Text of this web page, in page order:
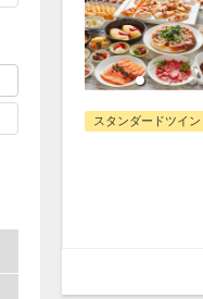
スタンダードツイン